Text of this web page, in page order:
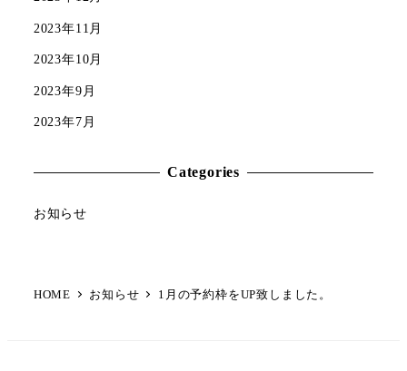
2023年11月
2023年10月
2023年9月
2023年7月
Categories
お知らせ
HOME お知らせ 1月の予約枠をUP致しました。